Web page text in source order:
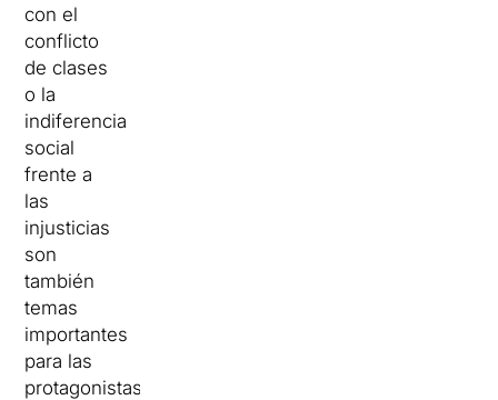
con el
conflicto
de clases
o la
indiferencia
social
frente a
las
injusticias
son
también
temas
importantes
para las
protagonistas